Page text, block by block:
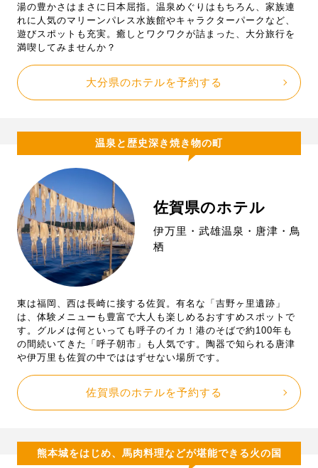
湯の豊かさはまさに日本屈指。温泉めぐりはもちろん、家族連
れに人気のマリーンパレス水族館やキャラクターパークなど、
遊びスポットも充実。癒しとワクワクが詰まった、大分旅行を
満喫してみませんか？
大分県のホテルを予約する
温泉と歴史深き焼き物の町
佐賀県のホテル
伊万里・武雄温泉・唐津・鳥
栖
東は福岡、西は長崎に接する佐賀。有名な「吉野ヶ里遺跡」
は、体験メニューも豊富で大人も楽しめるおすすめスポットで
す。グルメは何といっても呼子のイカ！港のそばで約100年も
の間続いてきた「呼子朝市」も人気です。陶器で知られる唐津
や伊万里も佐賀の中でははずせない場所です。
佐賀県のホテルを予約する
熊本城をはじめ、馬肉料理などが堪能できる火の国